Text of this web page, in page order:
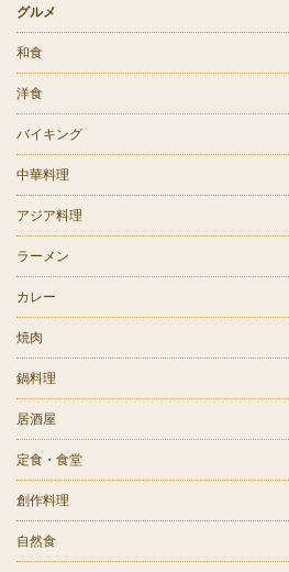
グルメ
和食
洋食
バイキング
中華料理
アジア料理
ラーメン
カレー
焼肉
鍋料理
居酒屋
定食・食堂
創作料理
自然食